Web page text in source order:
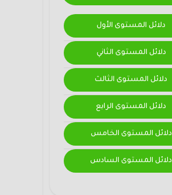
دلائل المستوى الأول
دلائل المستوى الثاني
دلائل المستوى الثالث
دلائل المستوى الرابع
دلائل المستوى الخامس
دلائل المستوى السادس